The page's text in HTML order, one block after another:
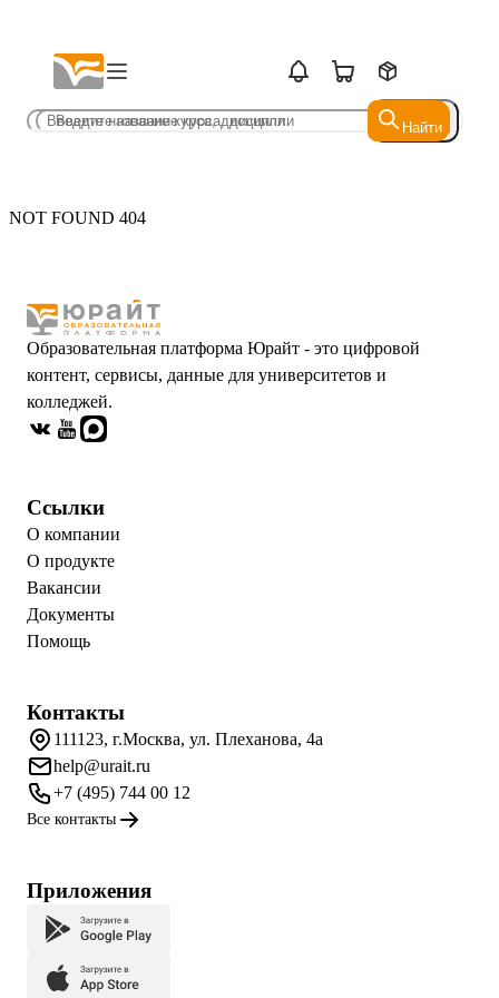
Найти
Найти
NOT FOUND 404
Образовательная платформа Юрайт - это цифровой
контент, сервисы, данные для университетов и
колледжей.
Ссылки
О компании
О продукте
Вакансии
Документы
Помощь
Контакты
111123, г.Москва, ул. Плеханова, 4а
help@urait.ru
+7 (495) 744 00 12
Все контакты
Приложения